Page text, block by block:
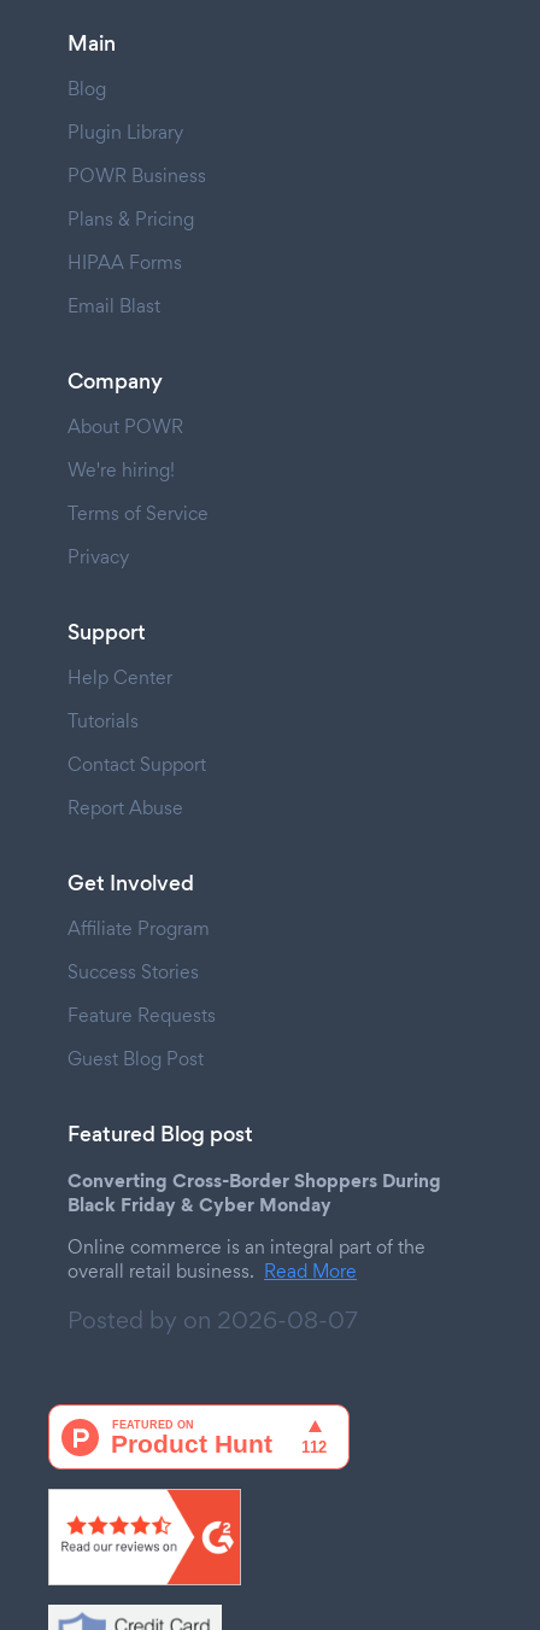
Main
Blog
Plugin Library
POWR Business
Plans & Pricing
HIPAA Forms
Email Blast
Company
About POWR
We're hiring!
Terms of Service
Privacy
Support
Help Center
Tutorials
Contact Support
Report Abuse
Get Involved
Affiliate Program
Success Stories
Feature Requests
Guest Blog Post
Featured Blog post
Converting Cross-Border Shoppers During
Black Friday & Cyber Monday
Online commerce is an integral part of the
overall retail business. Read More
Posted by on 2026-08-07